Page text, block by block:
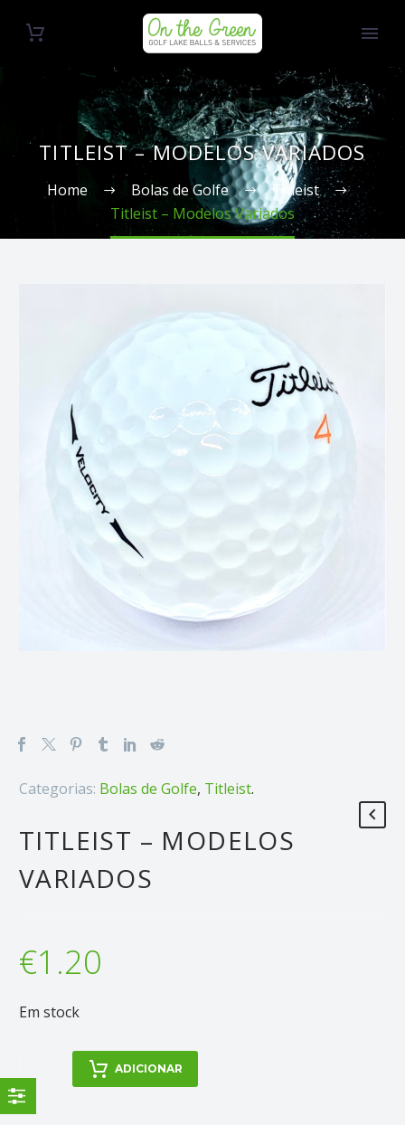
TITLEIST – MODELOS VARIADOS
Home Bolas de Golfe
Titleist
Titleist – Modelos Variados
Categorias: Bolas de Golfe, Titleist.
TITLEIST – MODELOS
VARIADOS
€1.20
Em stock
Quantidade
de
Titleist
ADICIONAR